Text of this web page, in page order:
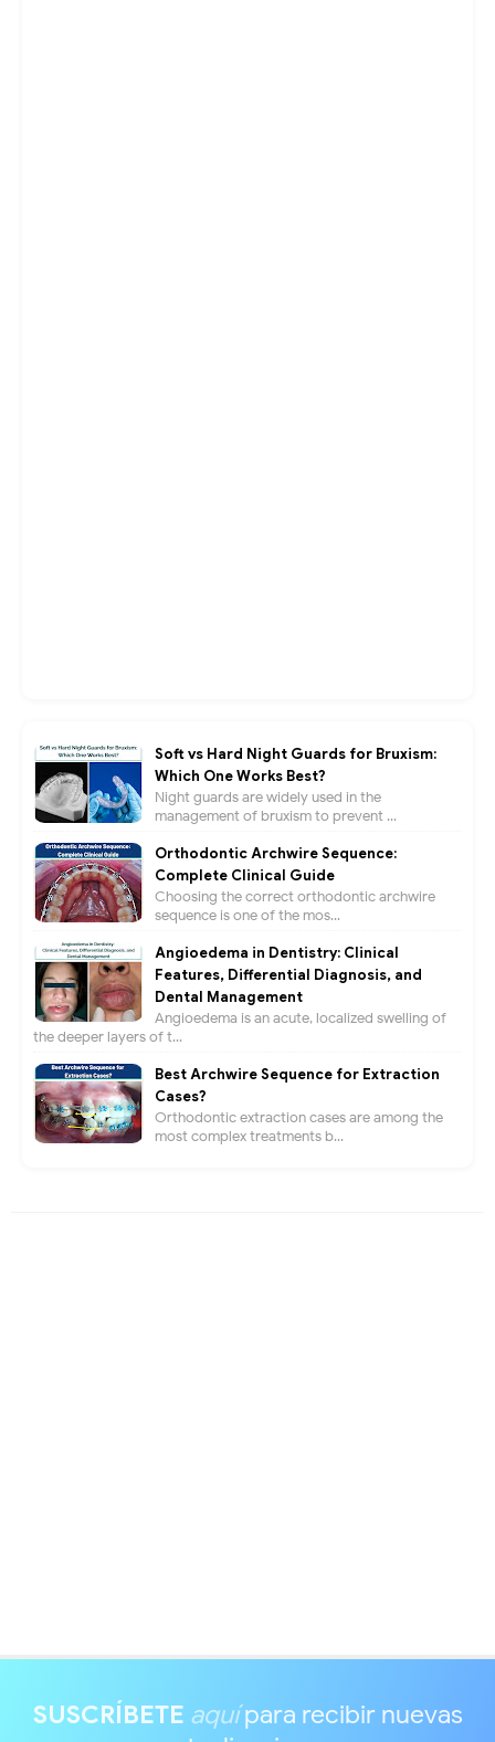
Soft vs Hard Night Guards for Bruxism:
Which One Works Best?
Night guards are widely used in the
management of bruxism to prevent ...
Orthodontic Archwire Sequence:
Complete Clinical Guide
Choosing the correct orthodontic archwire
sequence is one of the mos...
Angioedema in Dentistry: Clinical
Features, Differential Diagnosis, and
Dental Management
Angioedema is an acute, localized swelling of
the deeper layers of t...
Best Archwire Sequence for Extraction
Cases?
Orthodontic extraction cases are among the
most complex treatments b...
SUSCRÍBETE aquípara recibir nuevas